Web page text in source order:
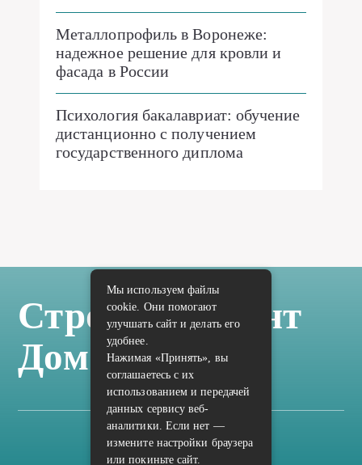
Металлопрофиль в Воронеже:
надежное решение для кровли и
фасада в России
Психология бакалавриат: обучение
дистанционно с получением
государственного диплома
Стройка Ремонт
Дом Отделка
Карта сайта
Мы используем файлы
cookie. Они помогают
улучшать сайт и делать его
удобнее.
Нажимая «Принять», вы
соглашаетесь с их
использованием и передачей
данных сервису веб-
аналитики. Если нет —
измените настройки браузера
или покиньте сайт.